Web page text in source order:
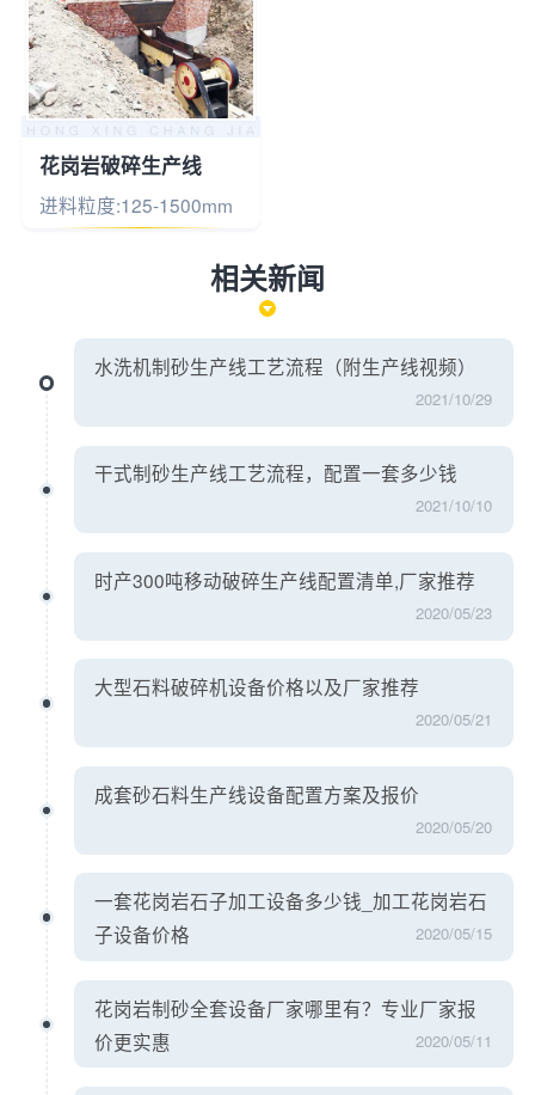
花岗岩破碎生产线
进料粒度:125-1500mm
相关新闻
水洗机制砂生产线工艺流程（附生产线视频）
2021/10/29
干式制砂生产线工艺流程，配置一套多少钱
2021/10/10
时产300吨移动破碎生产线配置清单,厂家推荐
2020/05/23
大型石料破碎机设备价格以及厂家推荐
2020/05/21
成套砂石料生产线设备配置方案及报价
2020/05/20
一套花岗岩石子加工设备多少钱_加工花岗岩石
子设备价格
2020/05/15
花岗岩制砂全套设备厂家哪里有？专业厂家报
价更实惠
2020/05/11